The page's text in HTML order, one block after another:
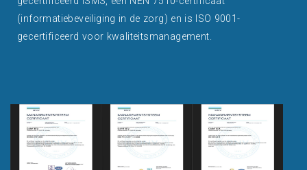
(informatiebeveiliging in de zorg) en is ISO 9001-
gecertificeerd voor kwaliteitsmanagement.